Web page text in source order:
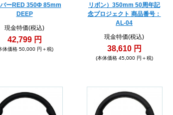
バーRED 350Φ 85mm
DEEP
現金特価(税込)
42,799 円
体価格 50,000 円＋税)
リボン）350mm 50周年記
念プロジェクト 商品番号：
AL-04
現金特価(税込)
38,610 円
(本体価格 45,000 円＋税)